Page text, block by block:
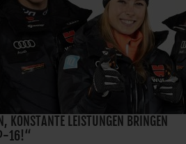
KONSTANTE LEISTUNGEN BRINGEN
16!“